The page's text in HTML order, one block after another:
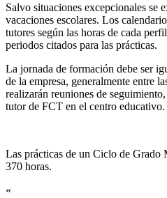
Salvo situaciones excepcionales se
vacaciones escolares. Los
tutores según las horas de cada
periodos citados para las prácticas.
La jornada de formación debe ser
de la empresa, generalmente entre
realizarán reuniones de
tutor de FCT en el centro educativo.
Las prácticas de un Ciclo de Grado
370 horas.
«